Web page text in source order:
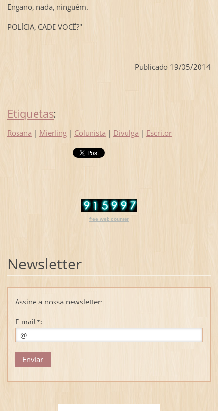
Engano, nada, ninguém.
POLÍCIA, CADE VOCÊ?"
Publicado 19/05/2014
Etiquetas:
Rosana | Mierling | Colunista | Divulga | Escritor
free web counter
Newsletter
Assine a nossa newsletter:
E-mail *: